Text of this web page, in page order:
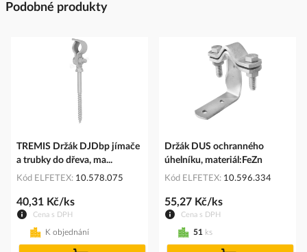
Podobné produkty
TREMIS Držák DJDbp jímače
a trubky do dřeva, ma...
Kód ELFETEX 10.578.075
Cena s DPH
40,31 Kč/ks
K objednání
Držák DUS ochranného
úhelníku, materiál:FeZn
Kód ELFETEX 10.596.334
Cena s DPH
55,27 Kč/ks
51 ks